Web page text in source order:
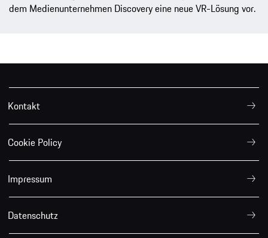
dem Medienunternehmen Discovery eine neue VR-Lösung vor.
Kontakt
Cookie Policy
Impressum
Datenschutz